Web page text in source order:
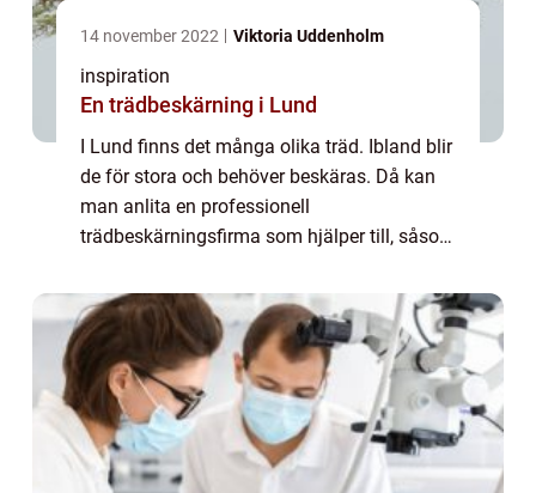
14 november 2022 Viktoria Uddenholm
inspiration
En trädbeskärning i Lund
I Lund finns det många olika träd. Ibland blir
de för stora och behöver beskäras. Då kan
man anlita en professionell
trädbeskärningsfirma som hjälper till, såsom
trädbeskärning? Och hur gör man rätt när
man väljer...